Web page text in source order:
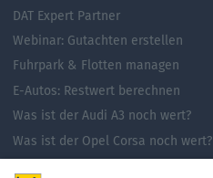
DAT Expert Partner
Webinar: Gutachten erstellen
Fuhrpark & Flotten managen
E-Autos: Restwert berechnen
Was ist der Audi A3 noch wert?
Was ist der Opel Corsa noch wert?